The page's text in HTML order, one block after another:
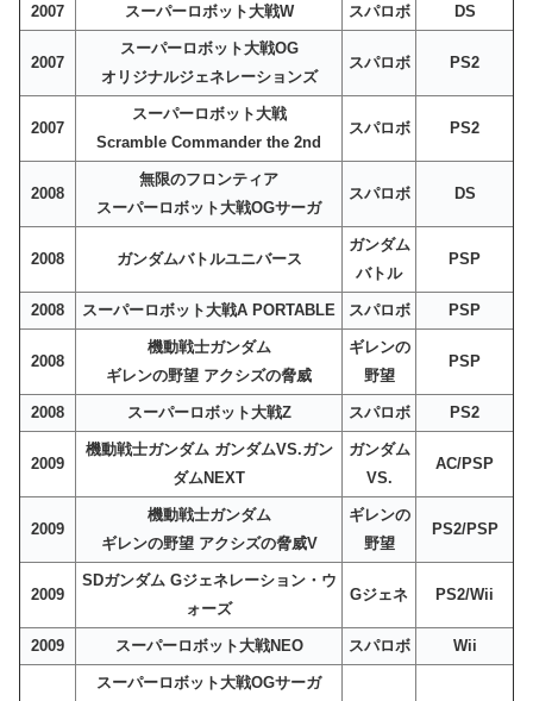
2007 スーパーロボット大戦W スパロボ DS
2007
スーパーロボット大戦OG
オリジナルジェネレーションズ
スパロボ PS2
2007
スーパーロボット大戦
Scramble Commander the 2nd
スパロボ PS2
2008
無限のフロンティア
スーパーロボット大戦OGサーガ
スパロボ DS
2008 ガンダムバトルユニバース
ガンダム
バトル
PSP
2008 スーパーロボット大戦A PORTABLE スパロボ PSP
2008
機動戦士ガンダム
ギレンの野望 アクシズの脅威
ギレンの
野望
PSP
2008 スーパーロボット大戦Z スパロボ PS2
2009
機動戦士ガンダム ガンダムVS.ガン
ダムNEXT
ガンダム
VS.
AC/PSP
2009
機動戦士ガンダム
ギレンの野望 アクシズの脅威V
ギレンの
野望
PS2/PSP
2009
SDガンダム Gジェネレーション・ウ
ォーズ
Gジェネ PS2/Wii
2009 スーパーロボット大戦NEO スパロボ Wii
スーパーロボット大戦OGサーガ